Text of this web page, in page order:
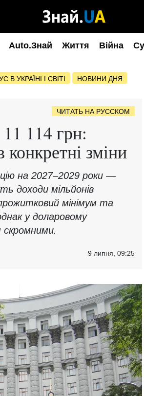
Auto.Знай Життя Війна
В УКРАЇНІ І СВІТІ НОВИНИ ДНЯ
ЧИТАТЬ НА РУССКОМ
114 грн:
конкретні зміни
на 2027–2029 роки —
доходи мільйонів
мінімум та
у доларовому
скромними.
9 липня, 09:25